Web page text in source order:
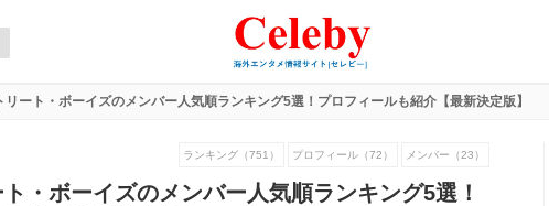
リート・ボーイズのメンバー人気順ランキング5選！プロフィールも紹介【最新決定版】
ランキング（751） プロフィール（72） メンバー（23）
・ボーイズのメンバー人気順ランキング5選！